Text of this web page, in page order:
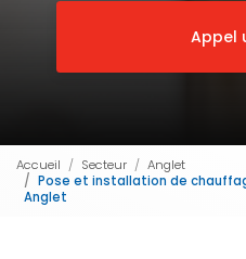
Appel
Accueil Secteur
Anglet
Pose et installation de
Anglet